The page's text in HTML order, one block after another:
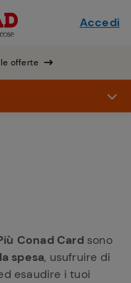
offerte
Accedi
Conad Cardsono
spesa, usufruire di
esaudire i tuoi